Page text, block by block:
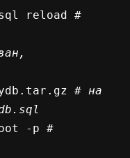
reload #
# на
-p #